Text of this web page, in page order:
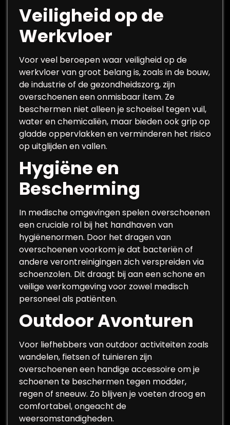
Veiligheid op de
Werkvloer
Voor veel beroepen waar veiligheid op de
werkvloer van groot belang is, zoals in de bouw,
de industrie of de gezondheidszorg, zijn
overschoenen een onmisbaar item. Ze
beschermen niet alleen je schoeisel tegen vuil,
water en chemicaliën, maar bieden ook grip op
gladde oppervlakken en verminderen het risico
op uitglijden en vallen.
Hygiëne en
Bescherming
In medische omgevingen spelen overschoenen
een cruciale rol bij het handhaven van
hygiënenormen. Door het dragen van
overschoenen voorkom je dat bacteriën of
andere verontreinigingen zich verspreiden via
schoenzolen. Dit draagt bij aan een schone en
veilige werkomgeving voor zowel medisch
personeel als patiënten.
Outdoor Avonturen
Voor liefhebbers van outdoor activiteiten zoals
wandelen, fietsen of tuinieren zijn
overschoenen een handige accessoire om je
schoenen te beschermen tegen modder,
regen of sneeuw. Zo blijven je voeten droog en
comfortabel, ongeacht de
weersomstandigheden.